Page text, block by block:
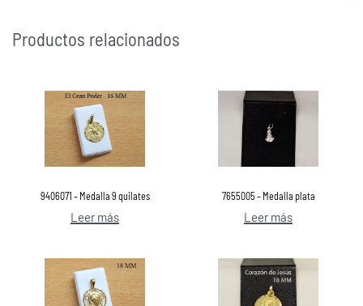
Productos relacionados
9406071 – Medalla 9 quilates
Leer más
7655005 – Medalla plata
Leer más